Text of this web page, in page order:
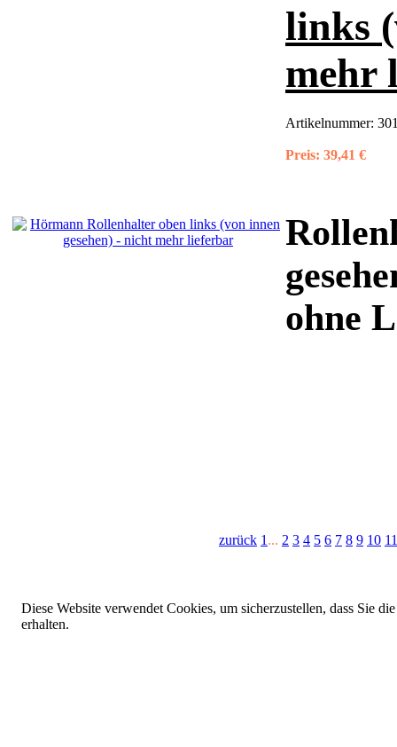
links
mehr
Artikelnummer:
Preis: 39,41 €
ohne
zurück 1 ... 2 3 4 5 6 7 8 9 10 11
Diese Website verwendet Cookies, um sicherzustellen, dass Sie
erhalten.